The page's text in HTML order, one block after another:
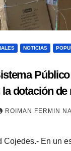
NOTICIAS
dotación de
ROIMAN FERMIN
Cojedes.- En un